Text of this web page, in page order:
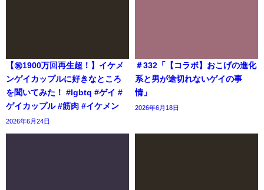
【㊗️1900万回再生超！】イケメ
ンゲイカップルに好きなところ
を聞いてみた！ #lgbtq #ゲイ #
ゲイカップル #筋肉 #イケメン
2026年6月24日
＃332「【コラボ】おこげの進化
系と男が途切れないゲイの事
情」
2026年6月18日